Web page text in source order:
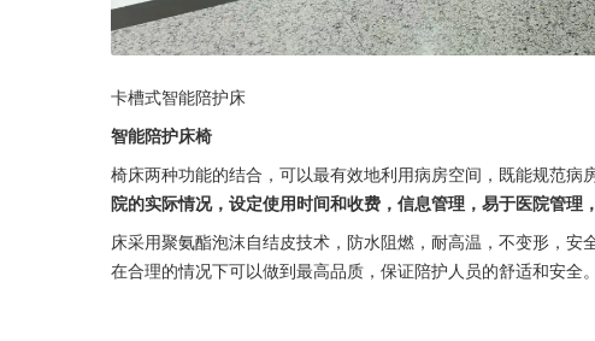
卡槽式智能陪护床
智能陪护床椅
椅床两种功能的结合，可以最有效地利用病房空间，既能规范病
院的实际情况，设定使用时间和收费，信息管理，易于医院管理
床采用聚氨酯泡沫自结皮技术，防水阻燃，耐高温，不变形，安
在合理的情况下可以做到最高品质，保证陪护人员的舒适和安全。